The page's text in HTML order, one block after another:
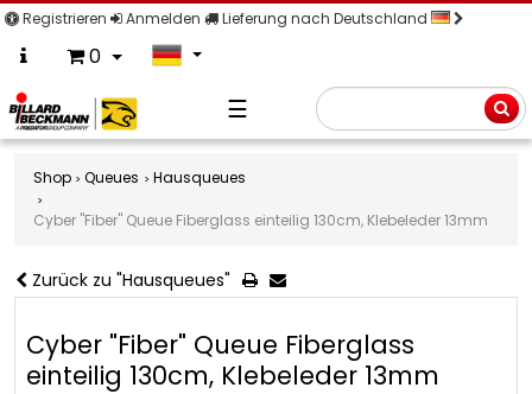
Registrieren Anmelden Lieferung nach Deutschland
0
☰
Shop Queues Hausqueues
Cyber "Fiber" Queue Fiberglass einteilig 130cm, Klebeleder 13mm
Zurück zu "Hausqueues"
Cyber "Fiber" Queue Fiberglass
einteilig 130cm, Klebeleder 13mm